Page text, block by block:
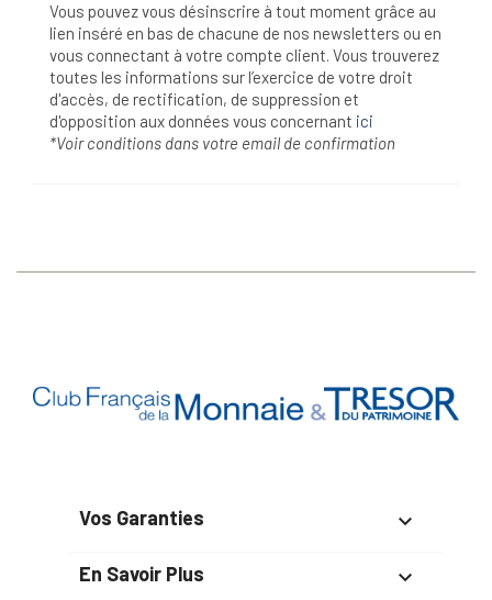
Vous pouvez vous désinscrire à tout moment grâce au
lien inséré en bas de chacune de nos newsletters ou en
vous connectant à votre compte client. Vous trouverez
toutes les informations sur l’exercice de votre droit
d'accès, de rectification, de suppression et
d'opposition aux données vous concernant ici
*Voir conditions dans votre email de confirmation
Vos Garanties 
En Savoir Plus 